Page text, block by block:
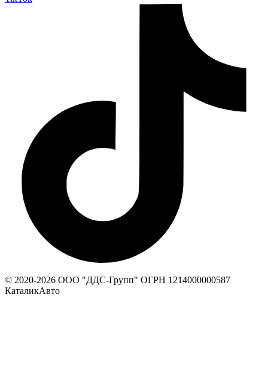
© 2020-2026 ООО "ДДС-Групп" ОГРН 1214000000587
КаталикАвто